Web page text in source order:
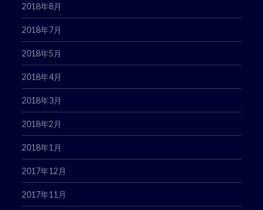
2018年8月
2018年7月
2018年5月
2018年4月
2018年3月
2018年2月
2018年1月
2017年12月
2017年11月